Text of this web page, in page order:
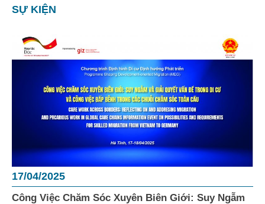
SỰ KIỆN
17/04/2025
Công Việc Chăm Sóc Xuyên Biên Giới: Suy Ngẫm